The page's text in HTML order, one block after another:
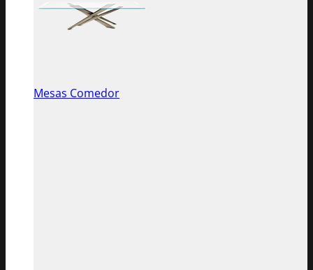
Mesas Comedor